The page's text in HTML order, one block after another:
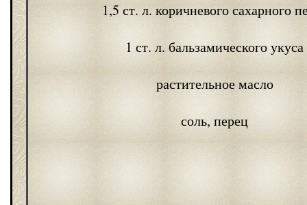
1,5 ст. л. коричневого сахарного
1 ст. л. бальзамического укуса
растительное масло
соль, перец